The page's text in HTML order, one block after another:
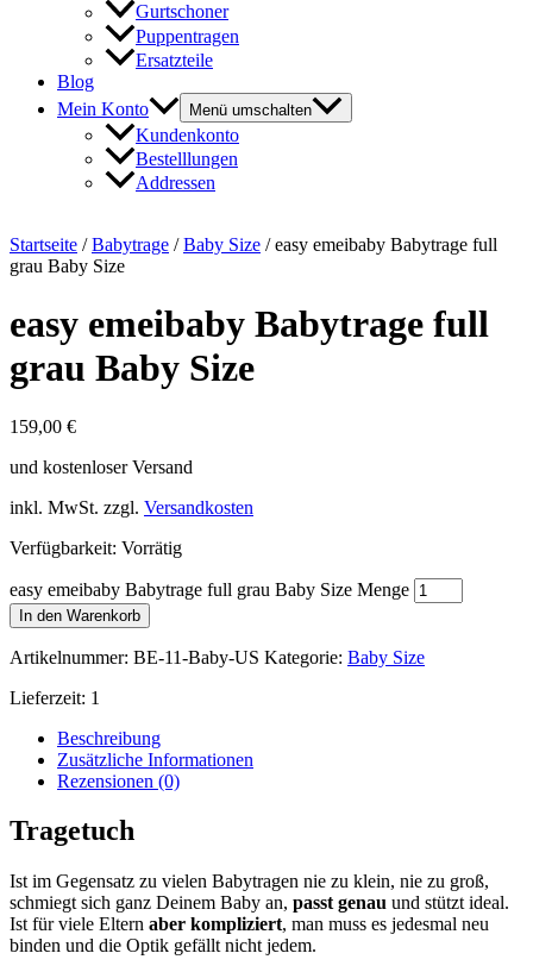
Gurtschoner
Puppentragen
Ersatzteile
Blog
Mein Konto
Menü umschalten
Kundenkonto
Bestelllungen
Addressen
Startseite /Babytrage /Baby Size / easy emeibaby Babytrage full
grau Baby Size
easy emeibaby Babytrage full
grau Baby Size
159,00 €
und kostenloser Versand
inkl. MwSt. zzgl. Versandkosten
Verfügbarkeit: Vorrätig
easy emeibaby Babytrage full grau Baby Size Menge
In den Warenkorb
Artikelnummer: BE-11-Baby-US Kategorie: Baby Size
Lieferzeit: 1
Beschreibung
Zusätzliche Informationen
Rezensionen (0)
Tragetuch
Ist im Gegensatz zu vielen Babytragen nie zu klein, nie zu groß,
schmiegt sich ganz Deinem Baby an, passt genau und stützt ideal.
Ist für viele Eltern aber kompliziert, man muss es jedesmal neu
binden und die Optik gefällt nicht jedem.